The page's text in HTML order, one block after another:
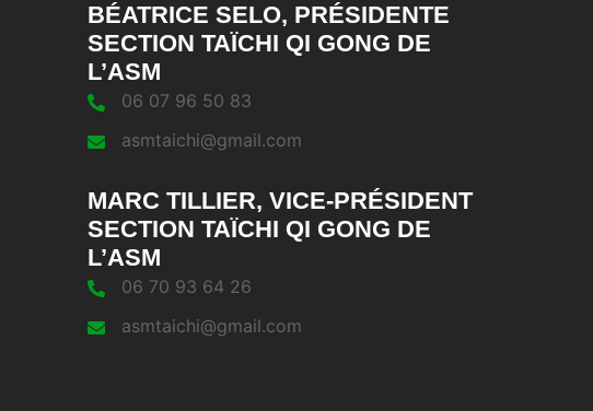
BÉATRICE SELO, PRÉSIDENTE
SECTION TAÏCHI QI GONG DE
L’ASM
06 07 96 50 83
asmtaichi@gmail.com
MARC TILLIER, VICE-PRÉSIDENT
SECTION TAÏCHI QI GONG DE
L’ASM
06 70 93 64 26
asmtaichi@gmail.com